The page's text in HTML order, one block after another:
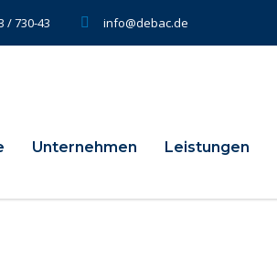
/ 730-43 info@debac.de
Unternehmen Leistungen